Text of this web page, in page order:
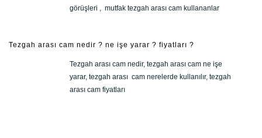
görüşleri , mutfak tezgah arası cam kullananlar
Tezgah arası cam nedir ? ne işe yarar ? fiyatları ?
Tezgah arası cam nedir, tezgah arası cam ne işe
yarar, tezgah arası cam nerelerde kullanılır, tezgah
arası cam fiyatları